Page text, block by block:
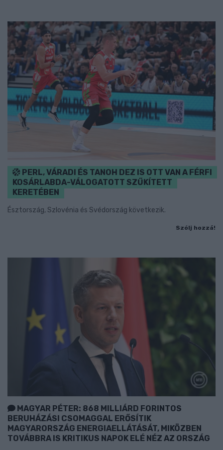
PERL, VÁRADI ÉS TANOH DEZ IS OTT VAN A FÉRFI
KOSÁRLABDA-VÁLOGATOTT SZŰKÍTETT
KERETÉBEN
Észtország, Szlovénia és Svédország következik.
Szólj hozzá!
MAGYAR PÉTER: 868 MILLIÁRD FORINTOS
BERUHÁZÁSI CSOMAGGAL ERŐSÍTIK
MAGYARORSZÁG ENERGIAELLÁTÁSÁT, MIKÖZBEN
TOVÁBBRA IS KRITIKUS NAPOK ELÉ NÉZ AZ ORSZÁG